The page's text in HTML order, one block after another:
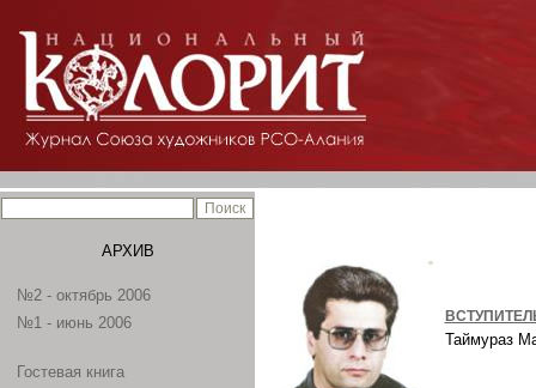
АРХИВ
№2 - октябрь 2006
№1 - июнь 2006
Гостевая книга
Таймураз